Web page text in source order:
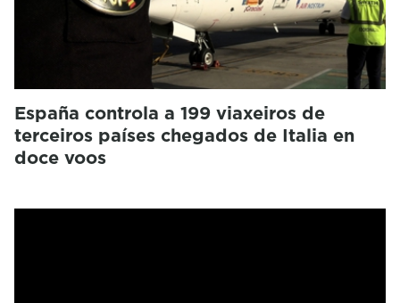
España controla a 199 viaxeiros de
terceiros países chegados de Italia en
doce voos